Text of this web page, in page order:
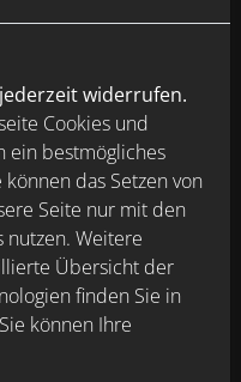
widerrufen.
Cookies und
ein bestmögliches
das Setzen von
Seite nur mit den
nutzen. Weitere
Übersicht der
finden Sie in
können Ihre